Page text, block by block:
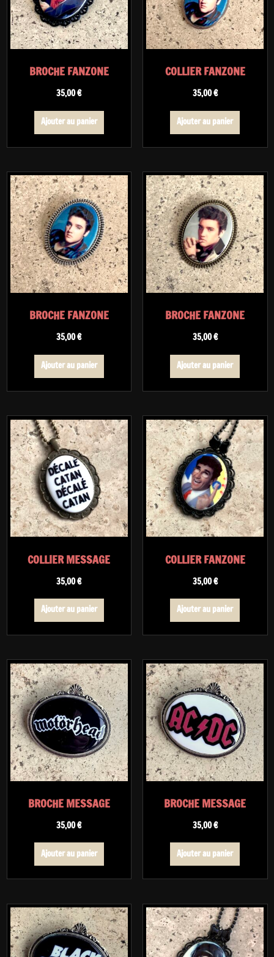
BROCHE FANZONE
35,00€
Ajouter au panier
COLLIER FANZONE
35,00€
Ajouter au panier
BROCHE FANZONE
35,00€
Ajouter au panier
BROCHE FANZONE
35,00€
Ajouter au panier
COLLIER MESSAGE
35,00€
Ajouter au panier
COLLIER FANZONE
35,00€
Ajouter au panier
BROCHE MESSAGE
35,00€
Ajouter au panier
BROCHE MESSAGE
35,00€
Ajouter au panier